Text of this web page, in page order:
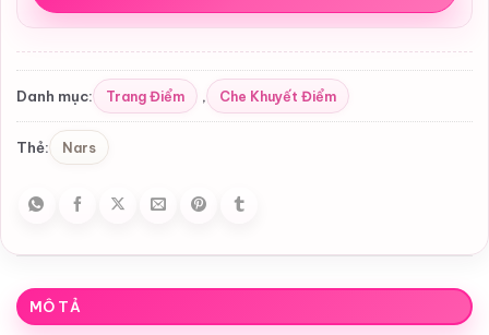
Danh mục: Trang Điểm , Che Khuyết Điểm
Thẻ: Nars
MÔ TẢ